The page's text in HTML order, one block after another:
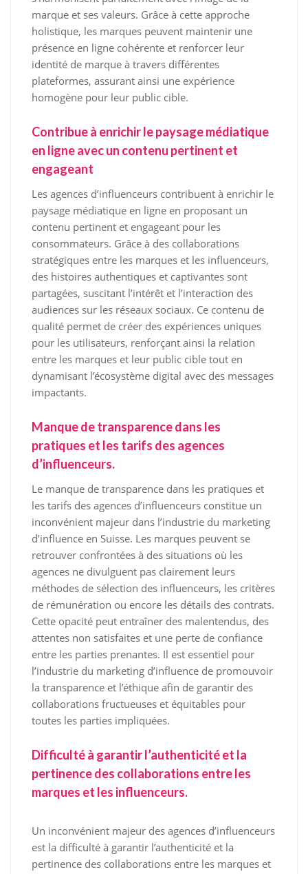
marque et ses valeurs. Grâce à cette approche
holistique, les marques peuvent maintenir une
présence en ligne cohérente et renforcer leur
identité de marque à travers différentes
plateformes, assurant ainsi une expérience
homogène pour leur public cible.
Contribue à enrichir le paysage médiatique
en ligne avec un contenu pertinent et
engageant
Les agences d’influenceurs contribuent à enrichir le
paysage médiatique en ligne en proposant un
contenu pertinent et engageant pour les
consommateurs. Grâce à des collaborations
stratégiques entre les marques et les influenceurs,
des histoires authentiques et captivantes sont
partagées, suscitant l’intérêt et l’interaction des
audiences sur les réseaux sociaux. Ce contenu de
qualité permet de créer des expériences uniques
pour les utilisateurs, renforçant ainsi la relation
entre les marques et leur public cible tout en
dynamisant l’écosystème digital avec des messages
impactants.
Manque de transparence dans les
pratiques et les tarifs des agences
d’influenceurs.
Le manque de transparence dans les pratiques et
les tarifs des agences d’influenceurs constitue un
inconvénient majeur dans l’industrie du marketing
d’influence en Suisse. Les marques peuvent se
retrouver confrontées à des situations où les
agences ne divulguent pas clairement leurs
méthodes de sélection des influenceurs, les critères
de rémunération ou encore les détails des contrats.
Cette opacité peut entraîner des malentendus, des
attentes non satisfaites et une perte de confiance
entre les parties prenantes. Il est essentiel pour
l’industrie du marketing d’influence de promouvoir
la transparence et l’éthique afin de garantir des
collaborations fructueuses et équitables pour
toutes les parties impliquées.
Difficulté à garantir l’authenticité et la
pertinence des collaborations entre les
marques et les influenceurs.
Un inconvénient majeur des agences d’influenceurs
est la difficulté à garantir l’authenticité et la
pertinence des collaborations entre les marques et